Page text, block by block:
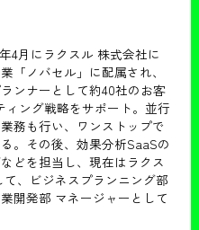
4月にラクスル 株式会社に
「ノバセル」に配属され、
ンナーとして約40社のお客
ング戦略をサポート。並行
務も行い、ワンストップで
。その後、効果分析SaaSの
どを担当し、現在はラクス
、ビジネスプランニング部
開発部 マネージャーとして